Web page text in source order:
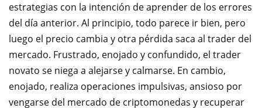
estrategias con la intención de aprender de los errores
del día anterior. Al principio, todo parece ir bien, pero
luego el precio cambia y otra pérdida saca al trader del
mercado. Frustrado, enojado y confundido, el trader
novato se niega a alejarse y calmarse. En cambio,
enojado, realiza operaciones impulsivas, ansioso por
vengarse del mercado de criptomonedas y recuperar